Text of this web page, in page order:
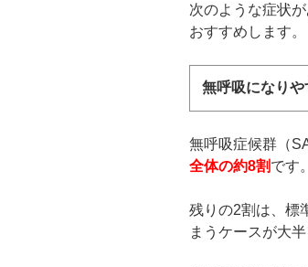
次のような症状
おすすめします。
無呼吸になりや
無呼吸症候群（
全体の約8割です。
残りの2割は、標
まうケースが大半